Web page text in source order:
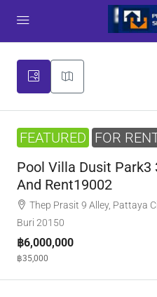
FEATURED FOR
Pool Villa Dusit Park3
And Rent19002
Thep Prasit 9 Alley, Pattaya
Buri 20150
฿6,000,000
฿35,000